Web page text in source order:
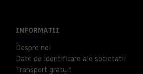
INFORMATII
Despre noi
Date de identificare ale societatii
Transport gratuit